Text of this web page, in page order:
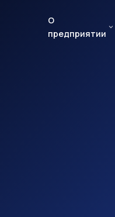
О
предприятии